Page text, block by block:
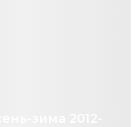
зима 2012-